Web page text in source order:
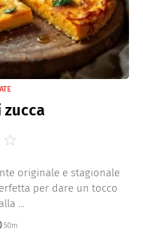
zucca
originale e stagionale
per dare un tocco
...
50m